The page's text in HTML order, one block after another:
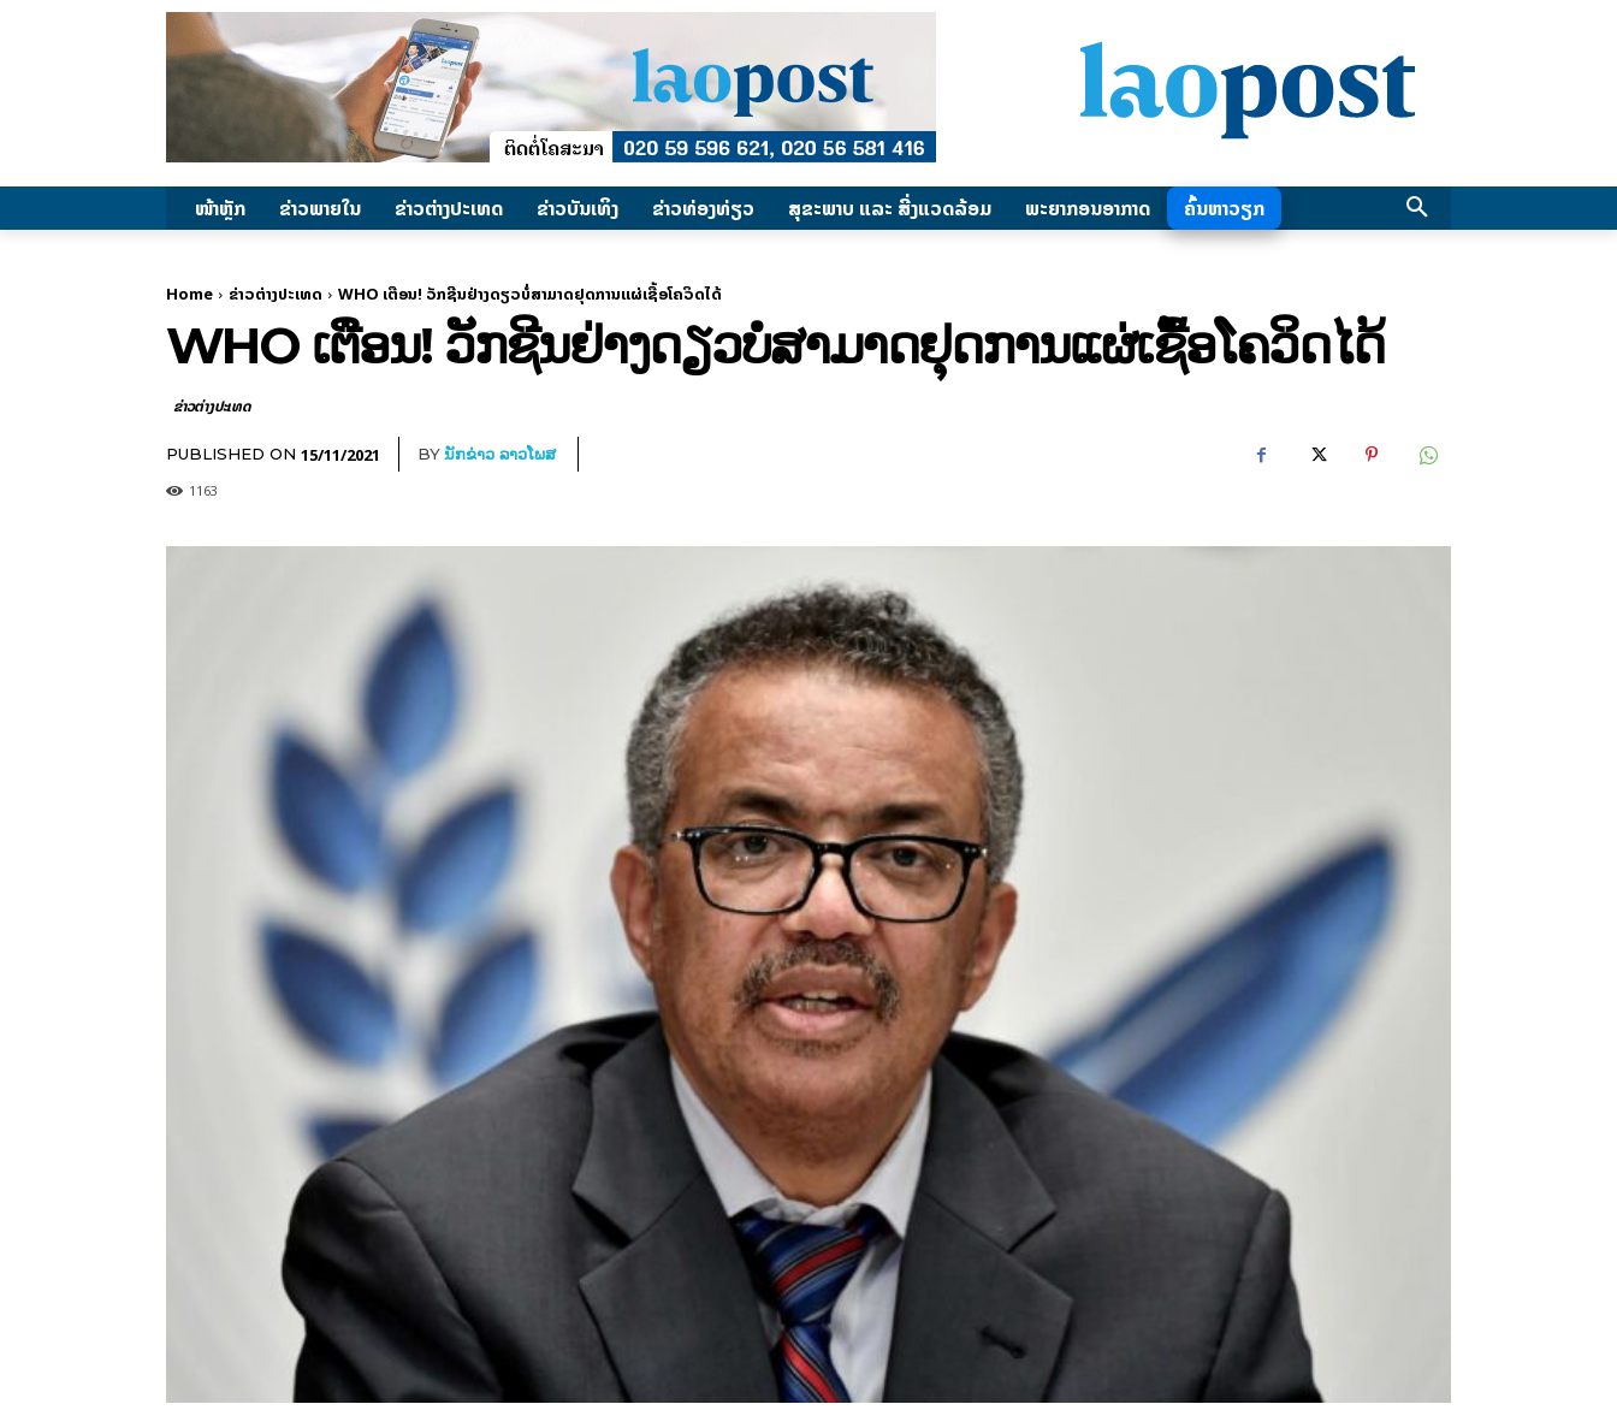
ໜ້າຫຼັກ ຂ່າວພາຍ​ໃນ ຂ່າວຕ່າງປະເທດ ​ຂ່າວບັນເທິງ ​ຂ່າວທ່ອງທ່ຽວ ສຸຂະພາບ ແລະ ສີ່ງແວດລ້ອມ ພະຍາກອນອາກາດ ຄົ້ນຫາວຽກ
Home ຂ່າວຕ່າງປະເທດ WHO ເຕືອນ! ວັກຊີນຢ່າງດຽວບໍ່ສາມາດຢຸດການແຜ່ເຊື້ອໂຄວິດໄດ້
WHO ເຕືອນ! ວັກຊີນຢ່າງດຽວບໍ່ສາມາດຢຸດການແຜ່ເຊື້ອໂຄວິດໄດ້
ຂ່າວຕ່າງປະເທດ
PUBLISHED ON 15/11/2021 BYນັກຂ່າວ ລາວໂພສ
1163